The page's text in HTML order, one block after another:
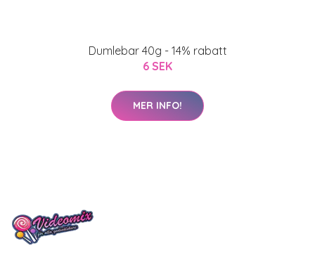
Dumlebar 40g - 14% rabatt
6 SEK
MER INFO!